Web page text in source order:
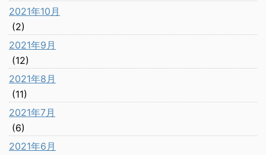
2021年10月
(2)
2021年9月
(12)
2021年8月
(11)
2021年7月
(6)
2021年6月